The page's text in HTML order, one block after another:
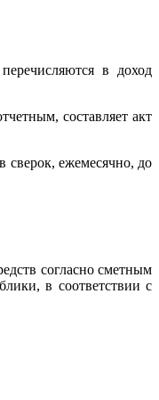
в доход
составляет акт
сверок, ежемесячно, до
согласно сметным
в соответствии с